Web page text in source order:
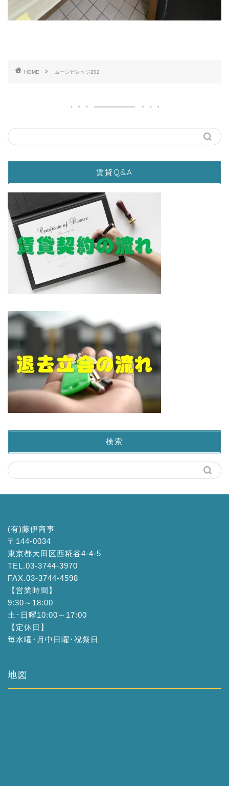
HOME ムーンビレッジ202
賃貸Q&A
検索
(有)藤伊商事
〒144-0034
東京都大田区西糀谷4-4-5
TEL.03-3744-3970
FAX.03-3744-4598
【営業時間】
9:30～18:00
土･日曜10:00～17:00
【定休日】
毎水曜･月中日曜･祝祭日
地図